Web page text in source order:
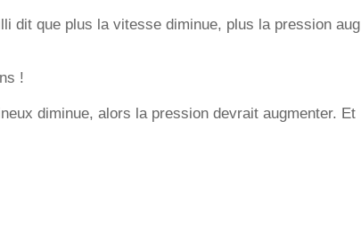
dit que plus la vitesse diminue, plus la pression
!
diminue, alors la pression devrait augmenter. Et